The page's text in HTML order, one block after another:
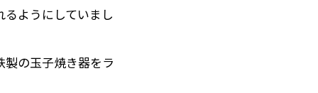
ようにしていまし
の玉子焼き器をラ